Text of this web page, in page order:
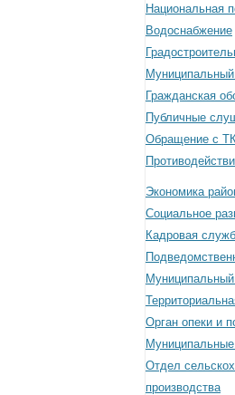
Национальная
Водоснабжение
Муниципальный
Гражданская
Публичные
Обращение с
Экономика
Социальное
Кадровая
Орган опеки и
Отдел
производства